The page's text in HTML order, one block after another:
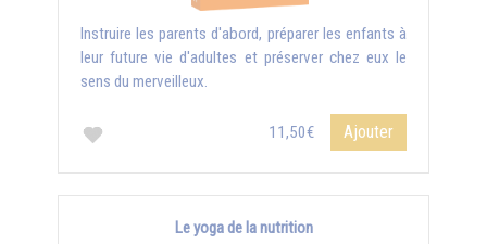
Instruire les parents d'abord, préparer les enfants à
leur future vie d'adultes et préserver chez eux le
sens du merveilleux.
11,50€ Ajouter
Le yoga de la nutrition